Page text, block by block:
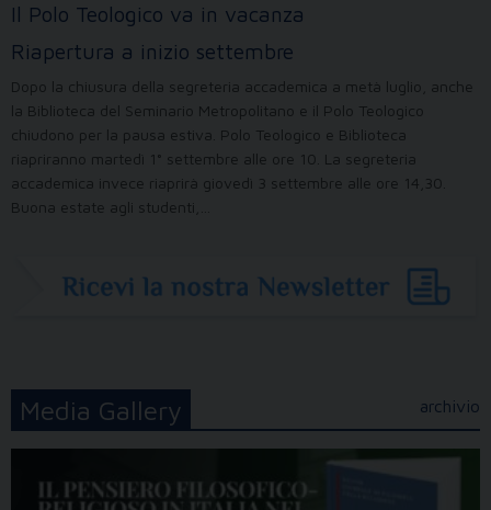
Il Polo Teologico va in vacanza
Riapertura a inizio settembre
Dopo la chiusura della segreteria accademica a metà luglio, anche
la Biblioteca del Seminario Metropolitano e il Polo Teologico
chiudono per la pausa estiva. Polo Teologico e Biblioteca
riapriranno martedì 1° settembre alle ore 10. La segreteria
accademica invece riaprirà giovedì 3 settembre alle ore 14,30.
Buona estate agli studenti,…
Media Gallery archivio